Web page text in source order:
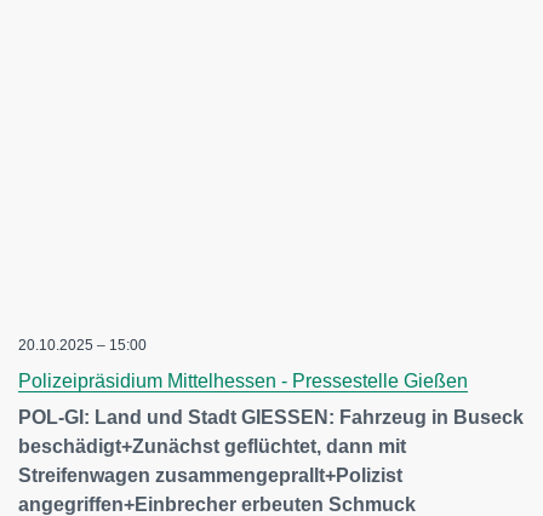
20.10.2025 – 15:00
Polizeipräsidium Mittelhessen - Pressestelle Gießen
POL-GI: Land und Stadt GIESSEN: Fahrzeug in Buseck
beschädigt+Zunächst geflüchtet, dann mit
Streifenwagen zusammengeprallt+Polizist
angegriffen+Einbrecher erbeuten Schmuck